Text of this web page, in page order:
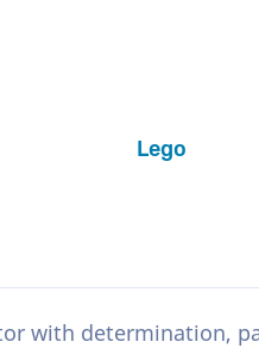
Lego
with determination,